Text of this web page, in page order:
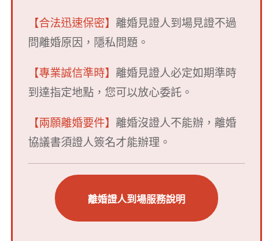
【合法迅速保密】 離婚見證人到場見證不過
問離婚原因，隱私問題。
【專業誠信準時】 離婚見證人必定如期準時
到達指定地點，您可以放心委託。
【兩願離婚要件】 離婚沒證人不能辦，離婚
協議書須證人簽名才能辦理。
離婚證人到場服務說明